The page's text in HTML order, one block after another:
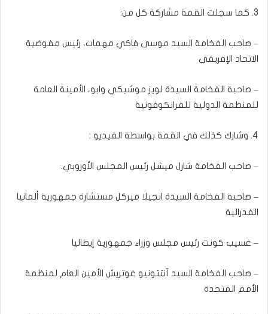
3. كما سجلت القمة مشاركة كل من:
– صاحب الفخامة السيد موسى فاكي مهمات، رئيس مفوضية
الاتحاد الإفريقي
– صاحبة الفخامة السيدة لويز موشيكي وابو، الأمينة العامة
للمنظمة الدولية للفرانكوفونية
4. وشارك كذلك في القمة بواسطة الفيديو :
– صاحب الفخامة شارل ميشل رئيس المجلس الأوروبي.
– صاحبة الفخامة السيدة انجيلا ميركل مستشارة جمهورية ألمانيا
الفدرالية
– غسيب كونت رئيس مجلس وزراء جمهورية إيطاليا
– صاحب الفخامة السيد آنتتونيو غوتريش الأمين العام لمنظمة
الأمم المتحدة